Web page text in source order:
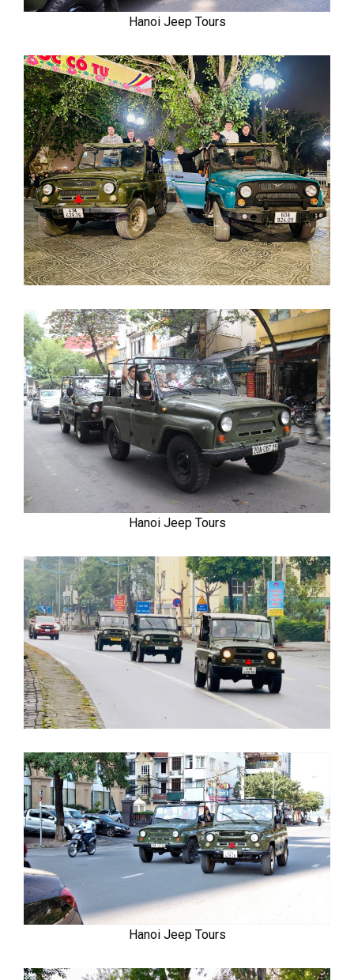
Hanoi Jeep Tours
Hanoi Jeep Tours
Hanoi Jeep Tours